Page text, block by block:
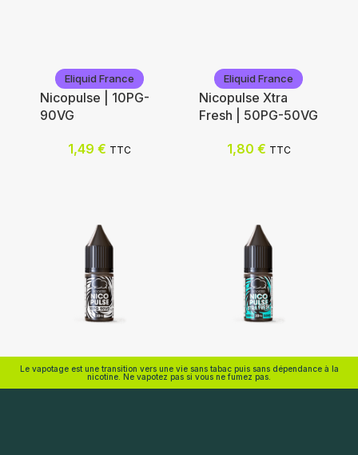
Nicotine (mg/mL) :
Choix des options
Eliquid France
Nicopulse | 10PG-
90VG
1,49 € TTC
Eliquid France
Nicopulse Xtra
Fresh | 50PG-50VG
1,80 € TTC
Le vapotage est une transition vers une vie sans tabac puis sans dépendance à la
nicotine. Ne vapotez pas si vous ne fumez pas.